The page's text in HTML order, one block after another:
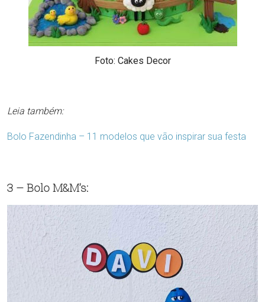
Foto: Cakes Decor
Leia também:
Bolo Fazendinha – 11 modelos que vão inspirar sua festa
3 – Bolo M&M’s: